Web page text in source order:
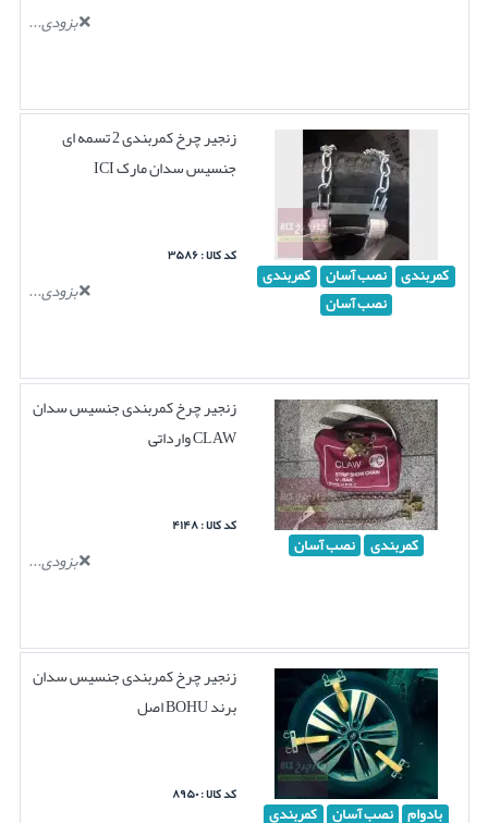
بزودی...
کمربندی نصب آسان کمربندی
نصب آسان
زنجیر چرخ کمربندی 2 تسمه ای
جنسیس سدان مارک ICI
کد کالا : ۳۵۸۶
بزودی...
کمربندی نصب آسان
زنجیر چرخ کمربندی جنسیس سدان
CLAW وارداتی
کد کالا : ۴۱۴۸
بزودی...
بادوام نصب آسان کمربندی
زنجیر چرخ کمربندی جنسیس سدان
برند BOHU اصل
کد کالا : ۸۹۵۰